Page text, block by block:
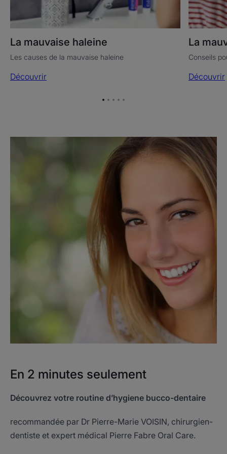
La mauvaise haleine
Les causes de la mauvaise haleine
Découvrir
La
Conseils
Découvrir
Aller
Aller
AllerAllerAller
En 2 minutes seulement
Découvrez votre routine d’hygiene bucco-dentaire
recommandée par Dr Pierre-Marie VOISIN, chirurgien-
dentiste et expert médical Pierre Fabre Oral Care.